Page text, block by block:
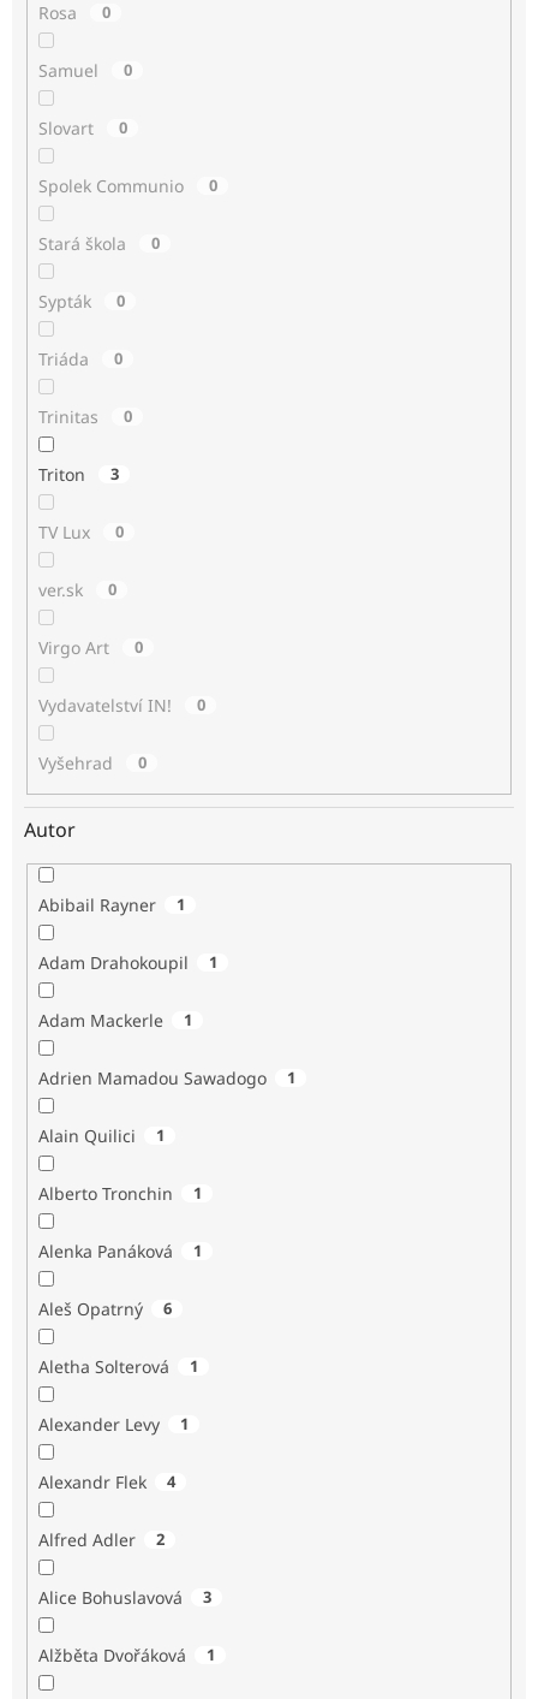
Rosa 0
Samuel 0
Slovart 0
Spolek Communio 0
Stará škola 0
Sypták 0
Triáda 0
Trinitas 0
Triton 3
TV Lux 0
ver.sk 0
Virgo Art 0
Vydavatelství IN! 0
Vyšehrad 0
Autor
Abibail Rayner 1
Adam Drahokoupil 1
Adam Mackerle 1
Adrien Mamadou Sawadogo 1
Alain Quilici 1
Alberto Tronchin 1
Alenka Panáková 1
Aleš Opatrný 6
Aletha Solterová 1
Alexander Levy 1
Alexandr Flek 4
Alfred Adler 2
Alice Bohuslavová 3
Alžběta Dvořáková 1